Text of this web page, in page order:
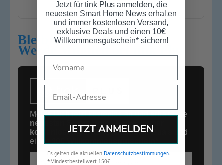
Bleib auf dem Laufenden:
Werde Mitglied bei tink Plus
Melde Dich jetzt kostenlos an und erhalte die
neuesten Smart Home News
kostenlosen Versand,exklusive Deals
und
einen10€ Willkommensgutschein*.
E-Mail-Adresse
Jetzt für tink Plus anmelden, die
neuesten Smart Home News erhalten
und immer kostenlosen Versand,
exklusive Deals und einen 10€
Willkommensgutschein* sichern!
JETZT ANMELDEN
Es gelten die aktuellen Datenschutzbestimmungen.
*Mindestbestellwert 150€